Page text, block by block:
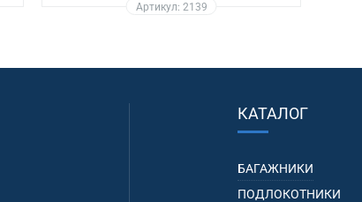
Артикул: 2139
КАТАЛОГ
БАГАЖНИКИ
ПОДЛОКОТНИКИ